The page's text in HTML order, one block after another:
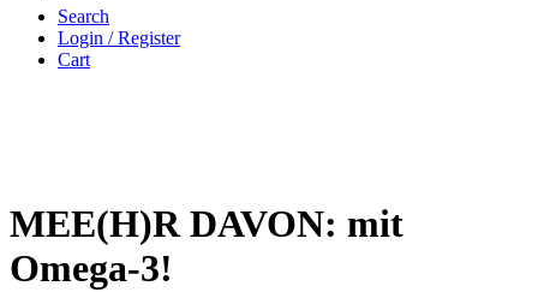
Search
Login / Register
Cart
MEE(H)R DAVON: mit
Omega-3!